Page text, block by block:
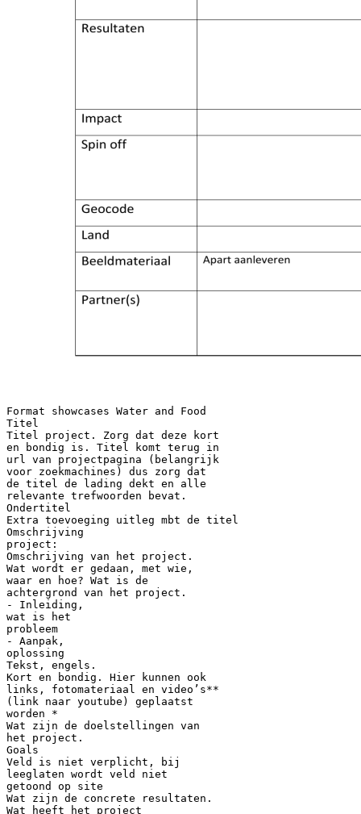
Format showcases Water and Food
Titel
Titel project. Zorg dat deze kort
en bondig is. Titel komt terug in
url van projectpagina (belangrijk
voor zoekmachines) dus zorg dat
de titel de lading dekt en alle
relevante trefwoorden bevat.
Ondertitel
Extra toevoeging uitleg mbt de titel
Omschrijving
project:
Omschrijving van het project.
Wat wordt er gedaan, met wie,
waar en hoe? Wat is de
achtergrond van het project.
- Inleiding,
wat is het
probleem
- Aanpak,
oplossing
Tekst, engels.
Kort en bondig. Hier kunnen ook
links, fotomateriaal en video’s**
(link naar youtube) geplaatst
worden *
Wat zijn de doelstellingen van
het project.
Goals
Veld is niet verplicht, bij
leeglaten wordt veld niet
getoond op site
Wat zijn de concrete resultaten.
Wat heeft het project